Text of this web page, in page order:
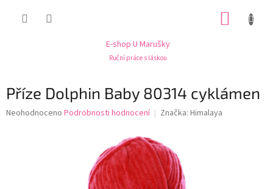
E-shop U Marušky
Ruční práce s láskou
Příze Dolphin Baby 80314 cyklámen
Průměrné
Neohodnoceno Podrobnosti hodnocení Značka: Himalaya